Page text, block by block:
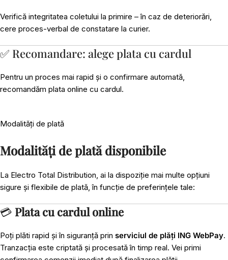
Verifică integritatea coletului la primire – în caz de deteriorări,
cere proces-verbal de constatare la curier.
✅ Recomandare: alege plata cu cardul
Pentru un proces mai rapid și o confirmare automată,
recomandăm plata online cu cardul.
Modalități de plată
Modalități de plată disponibile
La Electro Total Distribution, ai la dispoziție mai multe opțiuni
sigure și flexibile de plată, în funcție de preferințele tale:
💳 Plata cu cardul online
Poți plăti rapid și în siguranță prin serviciul de plăți ING WebPay.
Tranzacția este criptată și procesată în timp real. Vei primi